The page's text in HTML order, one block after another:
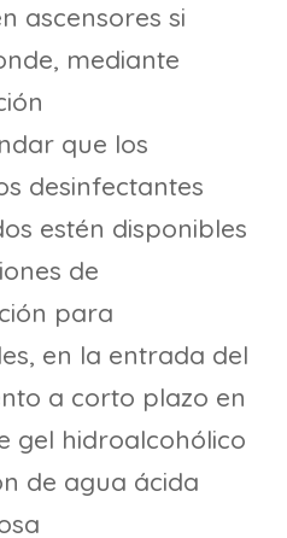
ascensores si
mediante
que los
desinfectantes
estén disponibles
de
para
en la entrada del
a corto plazo en
gel hidroalcohólico
de agua ácida